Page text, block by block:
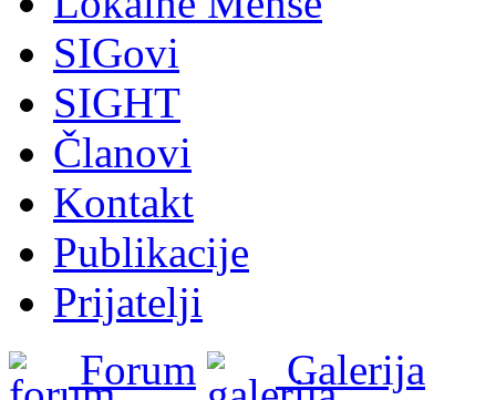
SIGovi
SIGHT
Članovi
Kontakt
Publikacije
Prijatelji
Forum
Galerija